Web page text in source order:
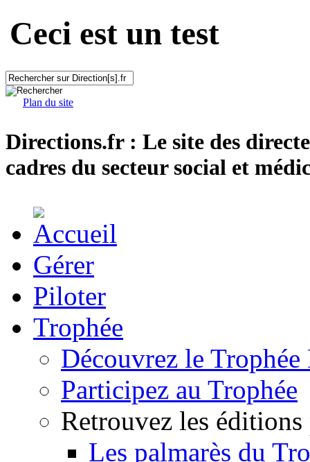
Ceci est un test
Plan du site
Directions.fr : Le site des
cadres du secteur social et
Gérer
Piloter
Trophée
Découvrez le
Participez au Trophée
Retrouvez les éditions
Les palmarès du